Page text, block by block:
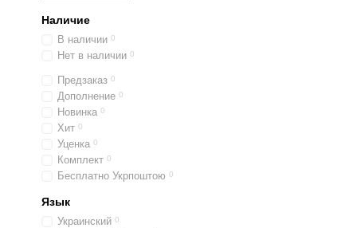
Наличие
В наличии 0
Нет в наличии 0
Предзаказ 0
Дополнение 0
Новинка 0
Хит 0
Уценка 0
Комплект 0
Бесплатно Укрпоштою 0
Язык
Украинский 0